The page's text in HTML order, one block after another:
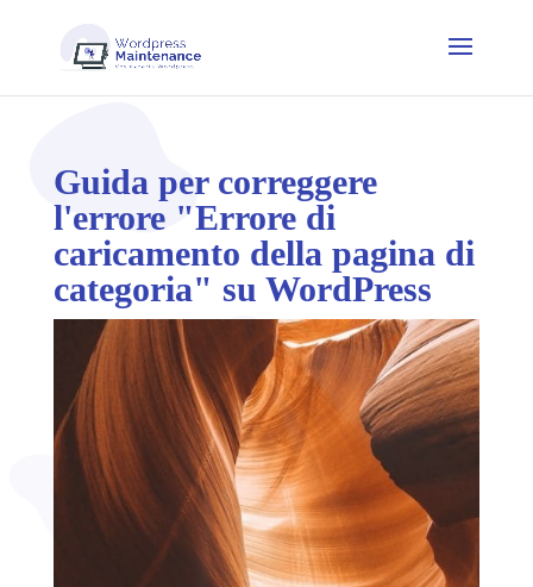
Guida per correggere
l'errore "Errore di
caricamento della pagina di
categoria" su WordPress